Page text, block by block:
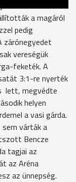
a magáról
pedig
zárónegyedet
vereségük
feketék. A
3:1-re nyerték
lett, megvédte
helyen
a vasi gárda.
várták a
Bencze
tagjai az
az Aréna
az ünnepség.